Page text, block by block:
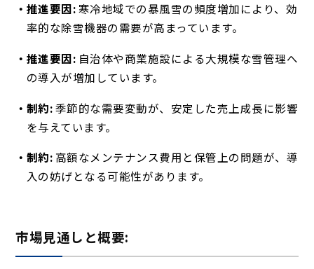
推進要因:寒冷地域での暴風雪の頻度増加により、効
率的な除雪機器の需要が高まっています。
推進要因: 自治体や商業施設による大規模な雪管理へ
の導入が増加しています。
制約:季節的な需要変動が、安定した売上成長に影響
を与えています。
制約: 高額なメンテナンス費用と保管上の問題が、導
入の妨げとなる可能性があります。
市場見通しと概要: